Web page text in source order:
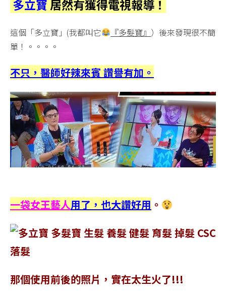
多立寶 居然有獲得電視報導！
這個「多立寶」(我都叫它 『多髮寶』 ）後來發現很不簡
單！。。。。
不只，醫師好辣來賓 讚譽有加。
一袋女王藝人用了，也大讚好用 。
那個使用前後的照片，實在太生火了!!!